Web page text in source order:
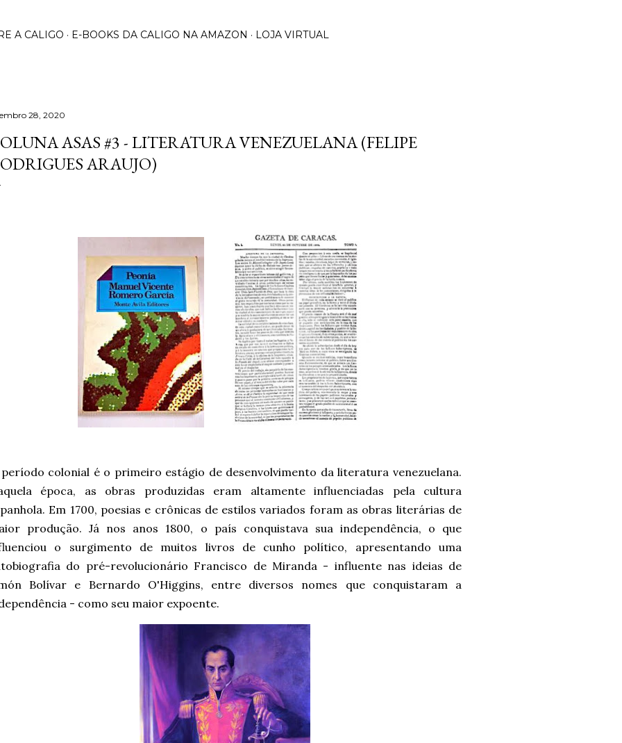
A CALIGO E-BOOKS DA CALIGO NA AMAZON LOJA VIRTUAL
28, 2020
ASAS #3 - LITERATURA VENEZUELANA (FELIPE
ARAUJO)
colonial é o primeiro estágio de desenvolvimento da literatura venezuelana.
época, as obras produzidas eram altamente influenciadas pela cultura
Em 1700, poesias e crônicas de estilos variados foram as obras literárias de
produção. Já nos anos 1800, o país conquistava sua independência, o que
o surgimento de muitos livros de cunho político, apresentando uma
do pré-revolucionário Francisco de Miranda - influente nas ideias de
Bolívar e Bernardo O'Higgins, entre diversos nomes que conquistaram a
- como seu maior expoente.